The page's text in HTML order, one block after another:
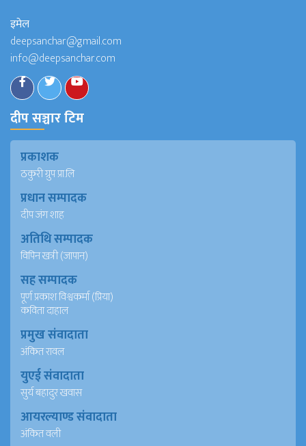
इमेल
deepsanchar@gmail.com
info@deepsanchar.com
दीप सञ्चार टिम
प्रकाशक
ठकुरी ग्रुप प्रा.लि
प्रधान सम्पादक
दीप जंग शाह
अतिथि सम्पादक
विपिन खत्री (जापान)
सह सम्पादक
पूर्ण प्रकाश विश्वकर्मा (प्रिया)
कविता दाहाल
प्रमुख संवादाता
अंकित रावल
युएई संवादाता
सुर्य बहादुर खवास
आयरल्याण्ड संवादाता
अंकित वली